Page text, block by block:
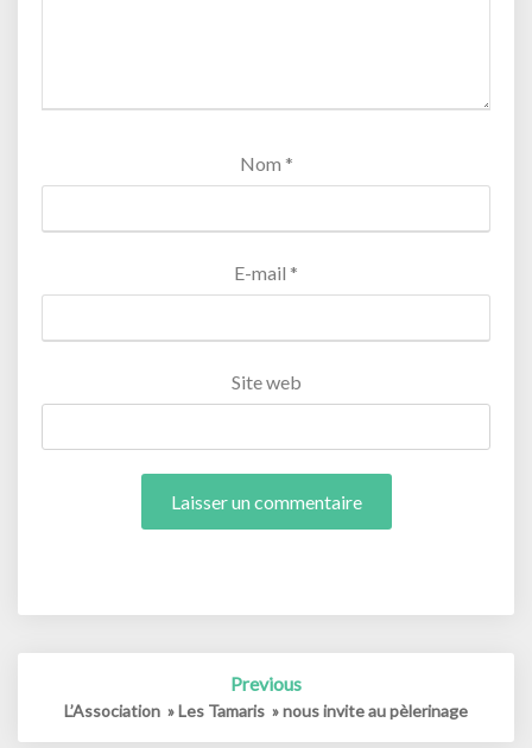
Nom *
E-mail *
Site web
Previous
L’Association » Les Tamaris » nous invite au pèlerinage